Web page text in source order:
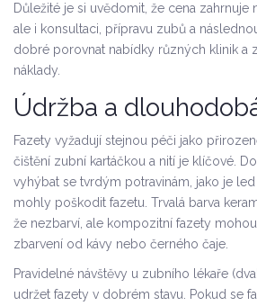
Důležité je si uvědomit, že cena zahrnuje
ale i konsultaci, přípravu zubů a
dobré porovnat nabídky různých klinik a
náklady.
Údržba a
Fazety vyžadují stejnou péči jako
čištění zubní kartáčkou a nití je klíčové.
vyhýbat se tvrdým potravinám, jako je
mohly poškodit fazetu. Trvalá barva
že nezbarví, ale kompozitní fazety
zbarvení od kávy nebo černého čaje.
Pravidelné návštěvy u zubního lékaře
udržet fazety v dobrém stavu. Pokud se